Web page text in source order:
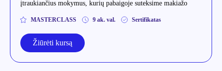
įtraukiančius mokymus, kurių pabaigoje suteksime makiažo
MASTERCLASS 9 ak. val. Sertifikatas
Žiūrėti kursą